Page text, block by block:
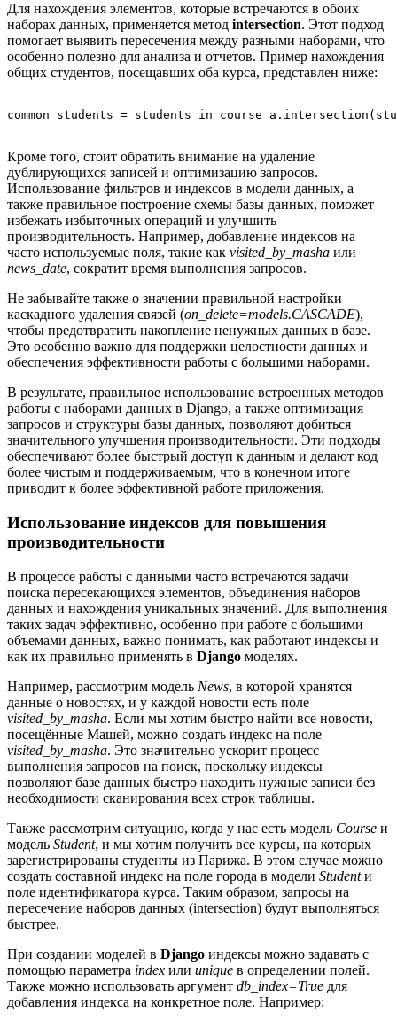
Для нахождения элементов, которые встречаются в обоих
наборах данных, применяется метод intersection. Этот подход
помогает выявить пересечения между разными наборами, что
особенно полезно для анализа и отчетов. Пример нахождения
общих студентов, посещавших оба курса, представлен ниже:
Кроме того, стоит обратить внимание на удаление
дублирующихся записей и оптимизацию запросов.
Использование фильтров и индексов в модели данных, а
также правильное построение схемы базы данных, поможет
избежать избыточных операций и улучшить
производительность. Например, добавление индексов на
часто используемые поля, такие как visited_by_masha или
news_date, сократит время выполнения запросов.
Не забывайте также о значении правильной настройки
каскадного удаления связей (on_delete=models.CASCADE),
чтобы предотвратить накопление ненужных данных в базе.
Это особенно важно для поддержки целостности данных и
обеспечения эффективности работы с большими наборами.
В результате, правильное использование встроенных методов
работы с наборами данных в Django, а также оптимизация
запросов и структуры базы данных, позволяют добиться
значительного улучшения производительности. Эти подходы
обеспечивают более быстрый доступ к данным и делают код
более чистым и поддерживаемым, что в конечном итоге
приводит к более эффективной работе приложения.
Использование индексов для повышения
производительности
В процессе работы с данными часто встречаются задачи
поиска пересекающихся элементов, объединения наборов
данных и нахождения уникальных значений. Для выполнения
таких задач эффективно, особенно при работе с большими
объемами данных, важно понимать, как работают индексы и
как их правильно применять в Django моделях.
Например, рассмотрим модель News, в которой хранятся
данные о новостях, и у каждой новости есть поле
visited_by_masha. Если мы хотим быстро найти все новости,
посещённые Машей, можно создать индекс на поле
visited_by_masha. Это значительно ускорит процесс
выполнения запросов на поиск, поскольку индексы
позволяют базе данных быстро находить нужные записи без
необходимости сканирования всех строк таблицы.
Также рассмотрим ситуацию, когда у нас есть модель Course и
модель Student, и мы хотим получить все курсы, на которых
зарегистрированы студенты из Парижа. В этом случае можно
создать составной индекс на поле города в модели Studentи
поле идентификатора курса. Таким образом, запросы на
пересечение наборов данных (intersection) будут выполняться
быстрее.
При создании моделей в Django индексы можно задавать с
помощью параметра index или unique в определении полей.
Также можно использовать аргумент db_index=True для
добавления индекса на конкретное поле. Например: